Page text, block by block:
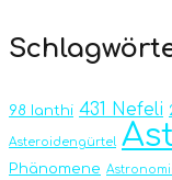
98 Ianthi 431 Nefeli
Asteroidengürtel
Phänomene